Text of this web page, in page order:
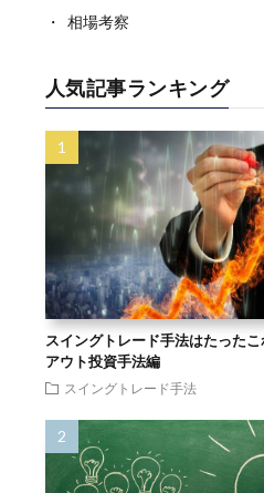
相場考察
人気記事ランキング
スイングトレード手法はたった
アウト投資手法編
スイングトレード手法